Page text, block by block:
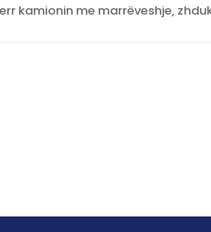
kamionin me marrëveshje,